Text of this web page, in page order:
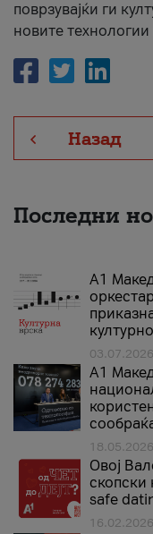
поврзувајќи ги
новите
Назад
Последни
А1
03.07.2026
A1
18.05.2026
Овој
скопски
safe
16.02.2026